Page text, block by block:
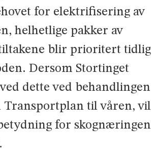
for elektrifisering av
helhetlige pakker av
blir prioritert tidlig
Dersom Stortinget
dette ved behandlingen
Transportplan til våren, vil
for skognæringen